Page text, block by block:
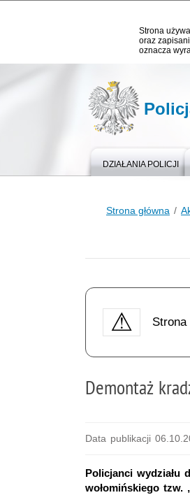
Strona
oraz
oznacza
DZIAŁANIA POLICJI
Strona główna
Demontaż
Data publikacji
Policjanci wydziału
wołomińskiego